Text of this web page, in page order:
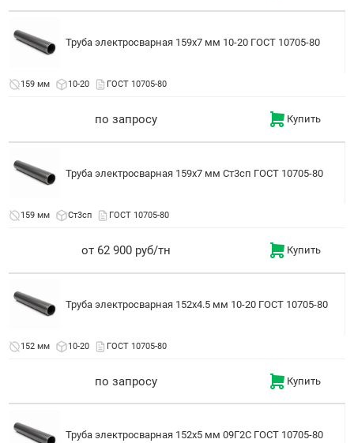
Труба электросварная 159x7 мм 10-20 ГОСТ 10705-80
159 мм 10-20 ГОСТ 10705-80
по запросу Купить
Труба электросварная 159x7 мм Ст3сп ГОСТ 10705-80
159 мм Ст3сп ГОСТ 10705-80
от 62 900 руб/тн Купить
Труба электросварная 152x4.5 мм 10-20 ГОСТ 10705-80
152 мм 10-20 ГОСТ 10705-80
по запросу Купить
Труба электросварная 152x5 мм 09Г2С ГОСТ 10705-80